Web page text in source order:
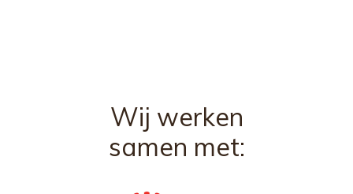
Wij werken
samen met: